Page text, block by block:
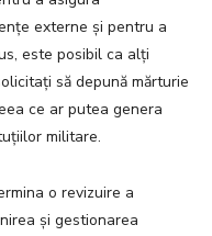
externe și pentru a
este posibil ca alți
să depună mărturie
ce ar putea genera
militare.
o revizuire a
și gestionarea